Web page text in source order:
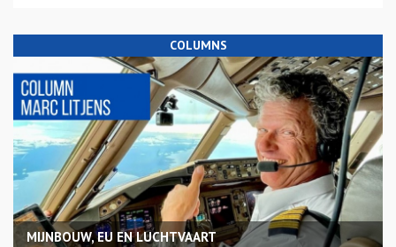
COLUMNS
MIJNBOUW, EU EN LUCHTVAART